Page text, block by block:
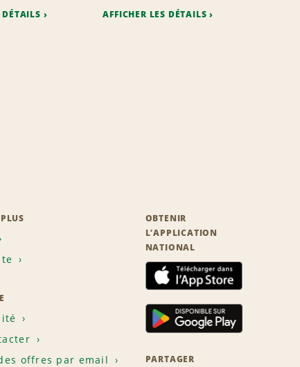
DÉTAILS AFFICHER LES DÉTAILS
offres par email
OBTENIR
L’APPLICATION
NATIONAL
PARTAGER